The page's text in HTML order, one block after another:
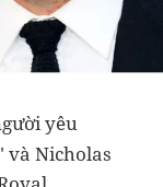
yêu
và Nicholas